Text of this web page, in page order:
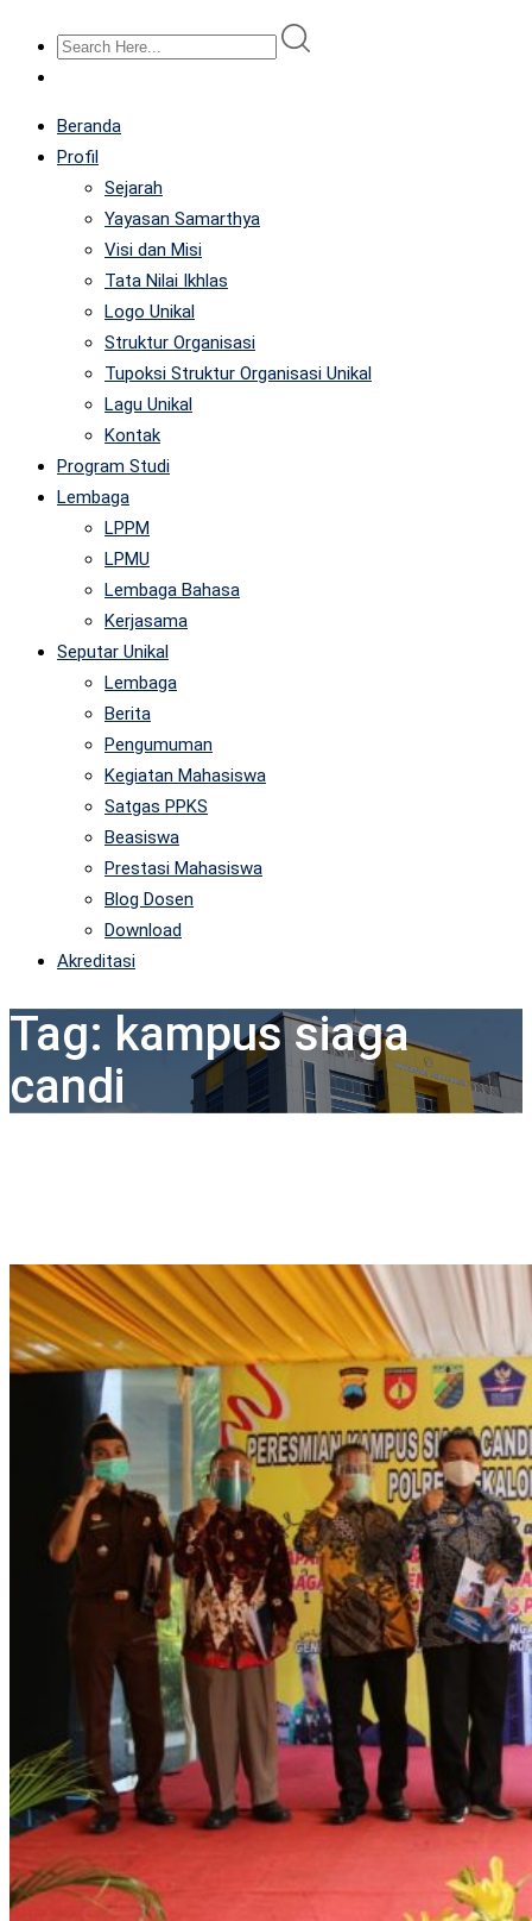
Beranda
Profil
Sejarah
Yayasan Samarthya
Visi dan Misi
Tata Nilai Ikhlas
Logo Unikal
Struktur Organisasi
Tupoksi Struktur Organisasi Unikal
Lagu Unikal
Kontak
Program Studi
Lembaga
LPPM
LPMU
Lembaga Bahasa
Kerjasama
Seputar Unikal
Lembaga
Berita
Pengumuman
Kegiatan Mahasiswa
Satgas PPKS
Beasiswa
Prestasi Mahasiswa
Blog Dosen
Download
Akreditasi
Tag: kampus siaga
candi